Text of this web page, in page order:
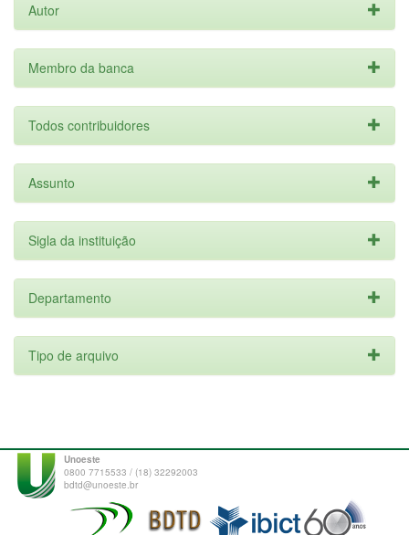
Autor
Membro da banca
Todos contribuidores
Assunto
Sigla da instituição
Departamento
Tipo de arquivo
Unoeste
0800 7715533 / (18) 32292003
bdtd@unoeste.br